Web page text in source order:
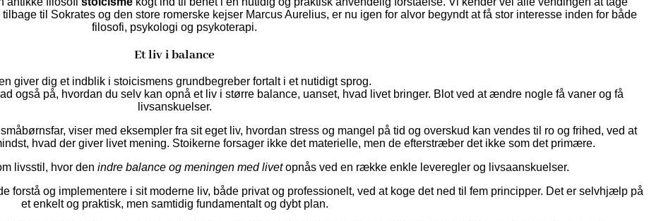
til Sokrates og den store romerske kejser Marcus Aurelius, er nu igen for alvor begyndt at få stor interesse inden for både
filosofi, psykologi og psykoterapi.
Et liv i balance
giver dig et indblik i stoicismens grundbegreber fortalt i et nutidigt sprog.
også på, hvordan du selv kan opnå et liv i større balance, uanset, hvad livet bringer. Blot ved at ændre nogle få vaner og få
livsanskuelser.
viser med eksempler fra sit eget liv, hvordan stress og mangel på tid og overskud kan vendes til ro og frihed, ved at
hvad der giver livet mening. Stoikerne forsager ikke det materielle, men de efterstræber det ikke som det primære.
livsstil, hvor den indre balance og meningen med livetopnås ved en række enkle leveregler og livsaanskuelser.
forstå og implementere i sit moderne liv, både privat og professionelt, ved at koge det ned til fem principper. Det er selvhjælp på
et enkelt og praktisk, men samtidig fundamentalt og dybt plan.